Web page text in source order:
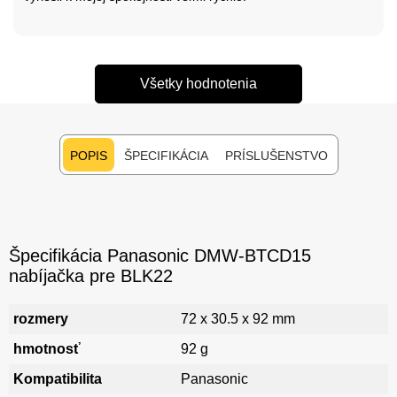
Všetky hodnotenia
POPIS ŠPECIFIKÁCIA PRÍSLUŠENSTVO
Špecifikácia Panasonic DMW-BTCD15
nabíjačka pre BLK22
rozmery
72 x 30.5 x 92 mm
hmotnosť
92 g
Kompatibilita
Panasonic